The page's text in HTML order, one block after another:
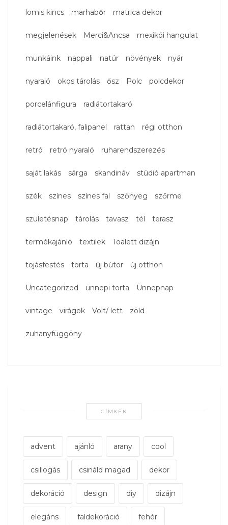
lomis kincs marhabőr matrica dekor
megjelenések Merci&Ancsa mexikói hangulat
munkáink nappali natúr növények nyár
nyaraló okos tárolás ősz Polc polcdekor
porcelánfigura radiátortakaró
radiátortakaró, falipanel rattan régi otthon
retró retró nyaraló ruharendszerezés
saját lakás sárga skandináv stúdió apartman
szék színes színes fal szőnyeg szőrme
születésnap tárolás tavasz tél terasz
termékajánló textilek Toalett dizájn
tojásfestés torta új bútor új otthon
Uncategorized ünnepi torta Ünnepnap
vintage virágok Volt/ lett zöld
zuhanyfüggöny
CÍMKÉK
advent ajánló arany cool
csillogás csináld magad dekor
dekoráció design diy dizájn
elegáns faldekoráció fehér